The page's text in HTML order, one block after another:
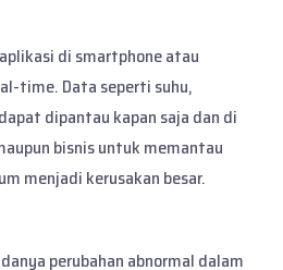
di smartphone atau
time. Data seperti suhu,
dipantau kapan saja dan di
bisnis untuk memantau
menjadi kerusakan besar.
perubahan abnormal dalam